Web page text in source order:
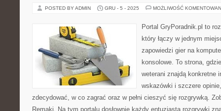
POSTED BY ADMIN GRU - 5 - 2025 MOŻLIWOŚĆ
Portal GryPoradnik.pl to
który łączy w jednym
zapowiedzi gier na
konsolowe. To strona,
weterani znajdą konkretne
wskazówki i szczere
zdecydować, w co zagrać oraz w pełni cieszyć się rozgrywką.
Remaki. Na tym portalu dosłownie każdy entuzjasta rozgrywki